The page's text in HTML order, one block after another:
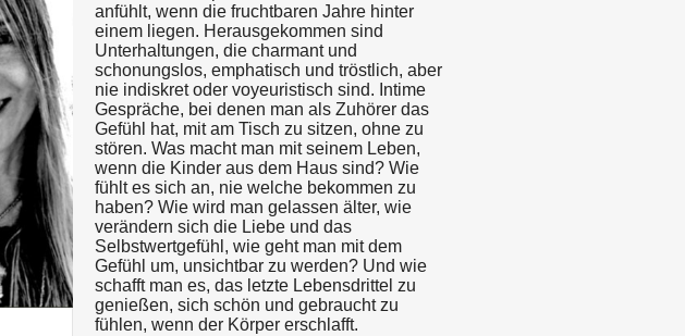
anfühlt, wenn die fruchtbaren Jahre hinter
einem liegen. Herausgekommen sind
Unterhaltungen, die charmant und
schonungslos, emphatisch und tröstlich, aber
nie indiskret oder voyeuristisch sind. Intime
Gespräche, bei denen man als Zuhörer das
Gefühl hat, mit am Tisch zu sitzen, ohne zu
stören. Was macht man mit seinem Leben,
wenn die Kinder aus dem Haus sind? Wie
fühlt es sich an, nie welche bekommen zu
haben? Wie wird man gelassen älter, wie
verändern sich die Liebe und das
Selbstwertgefühl, wie geht man mit dem
Gefühl um, unsichtbar zu werden? Und wie
schafft man es, das letzte Lebensdrittel zu
genießen, sich schön und gebraucht zu
fühlen, wenn der Körper erschlafft.